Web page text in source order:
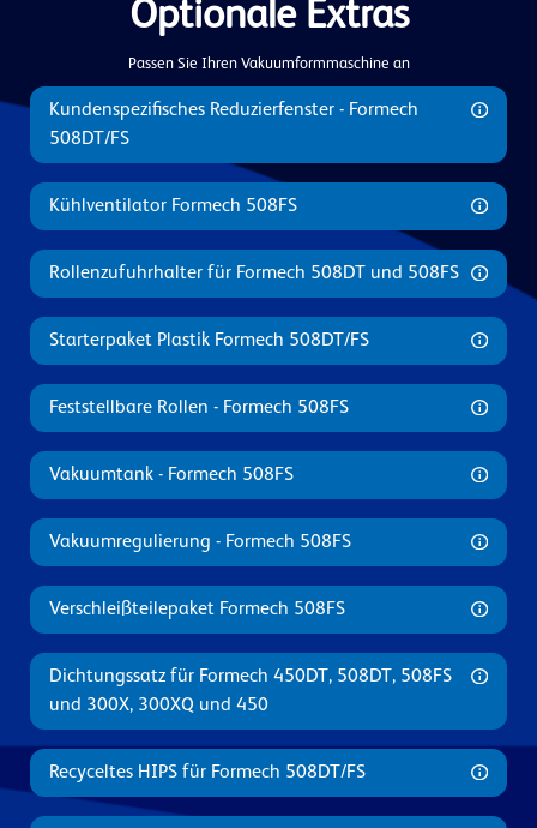
Optionale Extras
Passen Sie Ihren Vakuumformmaschine an
Kundenspezifisches Reduzierfenster - Formech
508DT/FS
Kühlventilator Formech 508FS
Rollenzufuhrhalter für Formech 508DT und 508FS
Starterpaket Plastik Formech 508DT/FS
Feststellbare Rollen - Formech 508FS
Vakuumtank - Formech 508FS
Vakuumregulierung - Formech 508FS
Verschleißteilepaket Formech 508FS
Dichtungssatz für Formech 450DT, 508DT, 508FS
und 300X, 300XQ und 450
Recyceltes HIPS für Formech 508DT/FS